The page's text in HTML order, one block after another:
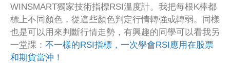
WINSMART獨家技術指標RSI溫度計。我把每根K棒都
標上不同顏色，從這些顏色判定行情轉強或轉弱。同樣
也是可以用來判斷行情走勢，有興趣的同學可以看我另
一堂課： 不一樣的RSI指標，一次學會RSI應用在股票
和期貨當沖！